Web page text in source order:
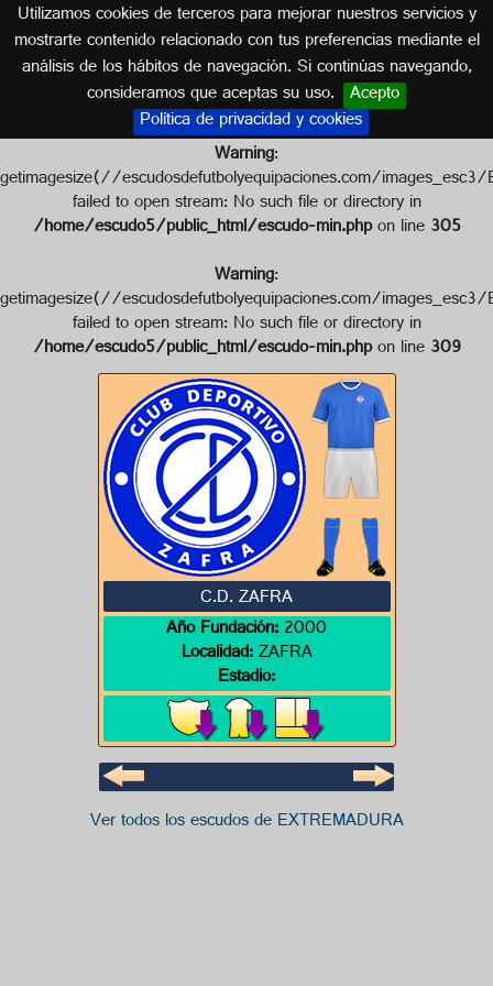
Utilizamos cookies de terceros para mejorar nuestros servicios y
mostrarte contenido relacionado con tus preferencias mediante el
análisis de los hábitos de navegación. Si continúas navegando,
consideramos que aceptas su uso. Acepto
Política de privacidad y cookies
Escudo de C.D. ZAFRA
EXTREMADURA
Warning:
getimagesize(//escudosdefutbolyequipaciones.com/
failed to open stream: No such file or directory in
/home/escudo5/public_html/escudo-min.phpon line305
Warning:
getimagesize(//escudosdefutbolyequipaciones.com/
failed to open stream: No such file or directory in
/home/escudo5/public_html/escudo-min.phpon line309
C.D. ZAFRA
Año Fundación:2000
Localidad:ZAFRA
Estadio:
Ver todos los escudos de EXTREMADURA